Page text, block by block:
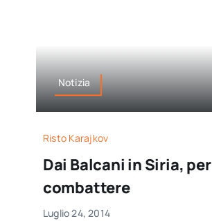
Notizia
Risto Karajkov
Dai Balcani in Siria, per
combattere
Luglio 24, 2014